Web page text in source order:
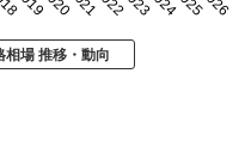
場 推移・動向